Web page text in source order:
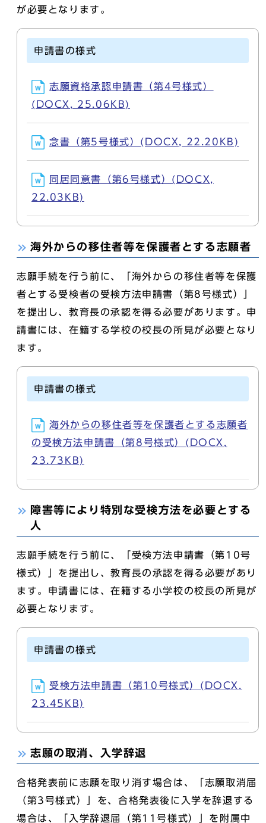
が必要となります。
申請書の様式
志願資格承認申請書（第4号様式）
(DOCX, 25.06KB)
念書（第5号様式）(DOCX, 22.20KB)
同居同意書（第6号様式）(DOCX,
22.03KB)
海外からの移住者等を保護者とする志願者
志願手続を行う前に、「海外からの移住者等を保護
者とする受検者の受検方法申請書（第8号様式）」
を提出し、教育長の承認を得る必要があります。申
請書には、在籍する学校の校長の所見が必要となり
ます。
申請書の様式
海外からの移住者等を保護者とする志願者
の受検方法申請書（第8号様式）(DOCX,
23.73KB)
障害等により特別な受検方法を必要とする
人
志願手続を行う前に、「受検方法申請書（第10号
様式）」を提出し、教育長の承認を得る必要があり
ます。申請書には、在籍する小学校の校長の所見が
必要となります。
申請書の様式
受検方法申請書（第10号様式）(DOCX,
23.45KB)
志願の取消、入学辞退
合格発表前に志願を取り消す場合は、「志願取消届
（第3号様式）」を、合格発表後に入学を辞退する
場合は、「入学辞退届（第11号様式）」を附属中